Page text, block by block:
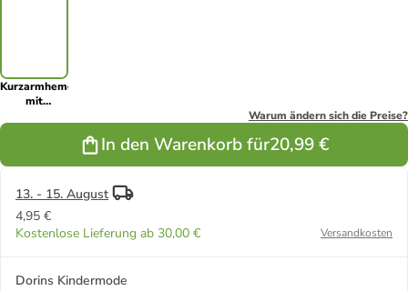
Kurzarmhemd
mit
Warum ändern sich die Preise?
In den Warenkorb für20,99 €
13. - 15. August
4,95 €
Kostenlose Lieferung ab 30,00 €
Versandkosten
Dorins Kindermode